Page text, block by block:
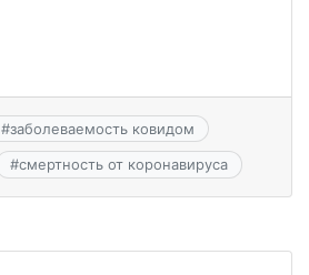
#заболеваемость ковидом
#смертность от коронавируса